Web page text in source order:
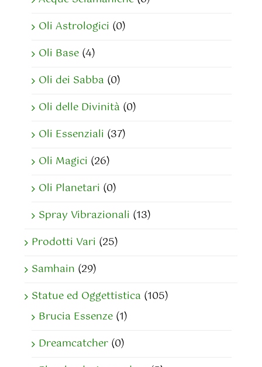
Oli Astrologici (0)
Oli Base (4)
Oli dei Sabba (0)
Oli delle Divinità (0)
Oli Essenziali (37)
Oli Magici (26)
Oli Planetari (0)
Spray Vibrazionali (13)
Prodotti Vari (25)
Samhain (29)
Statue ed Oggettistica (105)
Brucia Essenze (1)
Dreamcatcher (0)